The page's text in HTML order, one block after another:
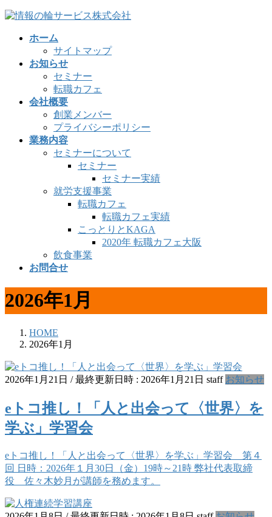
コ
ナ
ホーム
サイトマップ
お知らせ
セミナー
転職カフェ
会社概要
創業メンバー
プライバシーポリシー
業務内容
セミナーについて
セミナー
セミナー実績
就労支援事業
転職カフェ
転職カフェ実績
こっとりとKAGA
2020年 転職カフェ大阪
飲食事業
お問合せ
2026年1月
HOME
2026年1月
2026年1月21日 / 最終更新日時 : 2026年1月21日 staff お知らせ
eトコ推し！「人と出会って〈世界〉を
学ぶ」学習会
eトコ推し！「人と出会って〈世界〉を学ぶ」学習会 第４
回 日時：2026年１月30日（金）19時～21時 弊社代表取締
役 佐々木妙月が講師を務めます。